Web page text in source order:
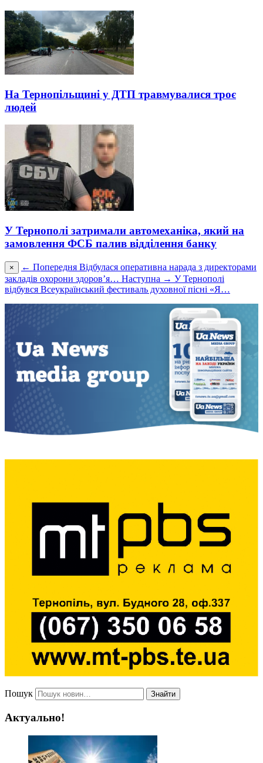
На Тернопільщині у ДТП травмувалися троє
людей
У Тернополі затримали автомеханіка, який на
замовлення ФСБ палив відділення банку
× ← Попередня Відбулася оперативна нарада з директорами
закладів охорони здоровʼя… Наступна → У Тернополі
відбувся Всеукраїнський фестиваль духовної пісні «Я…
Пошук Знайти
Актуально!